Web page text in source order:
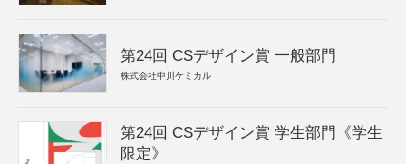
第24回 CSデザイン賞 一般部門
株式会社中川ケミカル
第24回 CSデザイン賞 学生部門《学生
限定》